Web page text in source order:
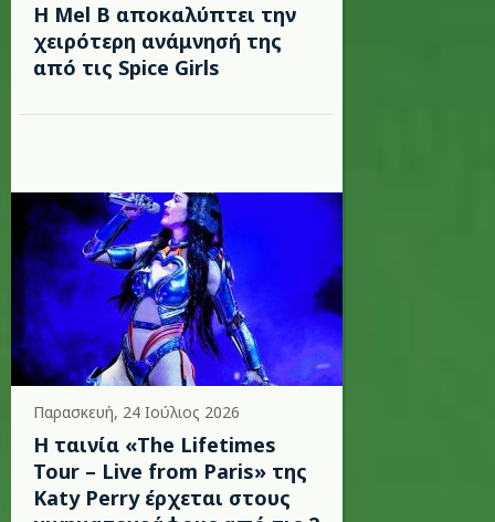
Η Mel B αποκαλύπτει την
χειρότερη ανάμνησή της
από τις Spice Girls
Παρασκευή, 24 Ιούλιος 2026
Η ταινία «The Lifetimes
Tour – Live from Paris» της
Katy Perry έρχεται στους